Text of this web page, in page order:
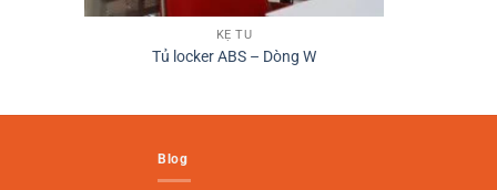
KỆ TỦ
Tủ locker ABS – Dòng W
Blog